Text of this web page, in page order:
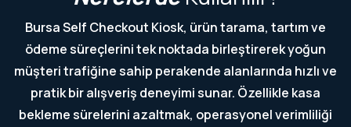
Bursa Self Checkout Kiosk, ürün tarama, tartım ve
ödeme süreçlerini tek noktada birleştirerek yoğun
müşteri trafiğine sahip perakende alanlarında hızlı ve
pratik bir alışveriş deneyimi sunar. Özellikle kasa
bekleme sürelerini azaltmak, operasyonel verimliliği